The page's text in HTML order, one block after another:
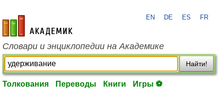
academic.ru
EN DE ES FR
Словари и энциклопедии на Академике
Найти!
Толкования Переводы Книги Игры ⚽